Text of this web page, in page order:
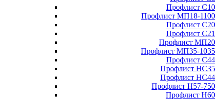
Профлист С10
Профлист МП18-1100
Профлист С20
Профлист С21
Профлист МП20
Профлист МП35-1035
Профлист С44
Профлист НС35
Профлист НС44
Профлист Н57-750
Профлист Н60